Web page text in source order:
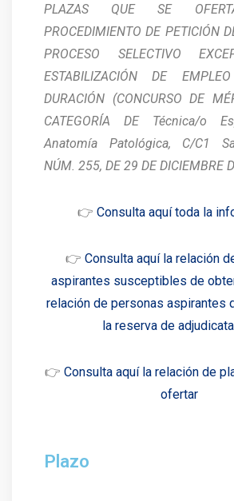
PLAZAS QUE SE
PROCEDIMIENTO DE PETICIÓN
PROCESO SELECTIVO
ESTABILIZACIÓN DE
DURACIÓN (CONCURSO DE
CATEGORÍA DE Técnica/o
Anatomía Patológica, C/C1
NÚM. 255, DE 29 DE DICIEMBRE
👉 Consulta aquí toda la
👉 Consulta aquí la relación
aspirantes susceptibles de
relación de personas aspirantes
la reserva de
👉 Consulta aquí la relación de
ofertar
Plazo